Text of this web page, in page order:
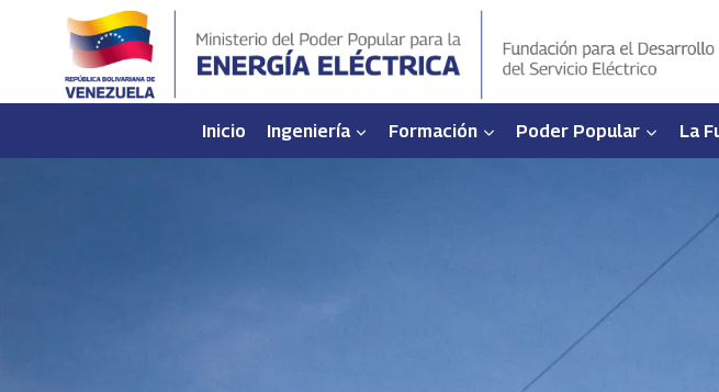
contenido
Inicio Ingeniería Formación Poder Popular La